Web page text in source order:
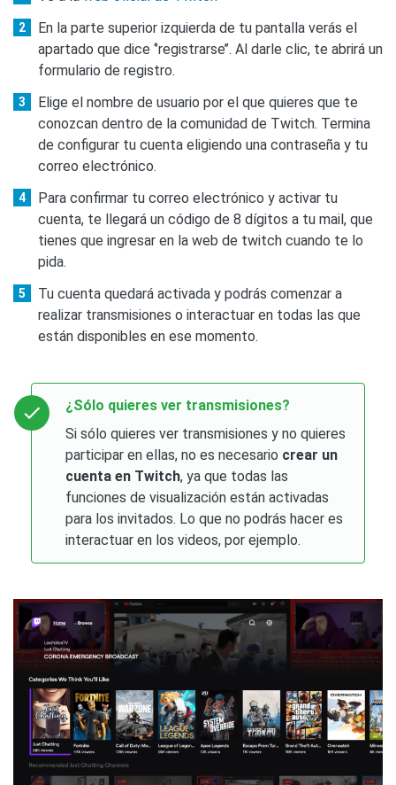
En la parte superior izquierda de tu pantalla verás el
apartado que dice ‘’registrarse’’. Al darle clic, te abrirá un
formulario de registro.
Elige el nombre de usuario por el que quieres que te
conozcan dentro de la comunidad de Twitch. Termina
de configurar tu cuenta eligiendo una contraseña y tu
correo electrónico.
Para confirmar tu correo electrónico y activar tu
cuenta, te llegará un código de 8 dígitos a tu mail, que
tienes que ingresar en la web de twitch cuando te lo
pida.
Tu cuenta quedará activada y podrás comenzar a
realizar transmisiones o interactuar en todas las que
están disponibles en ese momento.
¿Sólo quieres ver transmisiones?
Si sólo quieres ver transmisiones y no quieres
participar en ellas, no es necesario crear un
cuenta en Twitch, ya que todas las
funciones de visualización están activadas
para los invitados. Lo que no podrás hacer es
interactuar en los videos, por ejemplo.